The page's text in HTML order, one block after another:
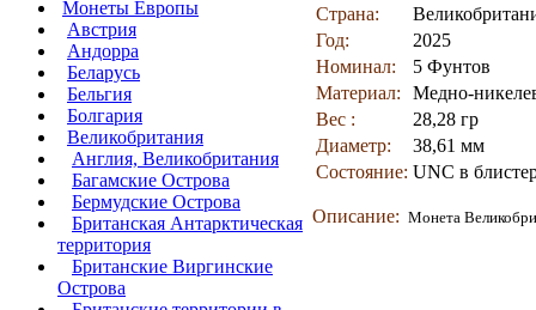
Монеты Европы
Австрия
Андорра
Беларусь
Бельгия
Болгария
Великобритания
Англия, Великобритания
Багамские Острова
Бермудские Острова
Британская Антарктическая
территория
Британские Виргинские
Острова
Страна:
Год:
2025
Номинал:
5 Фунтов
Материал:
Медно-
Вес :
28,28 гр
Диаметр:
38,61 мм
Состояние: UNC в
Описание: Монета